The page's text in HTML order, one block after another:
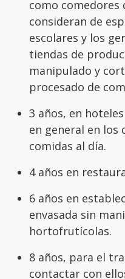
como comedores
consideran de
escolares y los
tiendas de
manipulado y
procesado de
3 años, en
en general en los
comidas al día.
4 años en
6 años en
envasada sin
hortofrutícolas.
8 años, para el
contactar con